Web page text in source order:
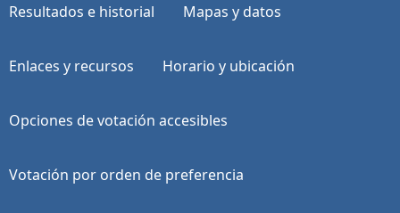
Resultados e historial Mapas y datos
Enlaces y recursos Horario y ubicación
Opciones de votación accesibles
Votación por orden de preferencia